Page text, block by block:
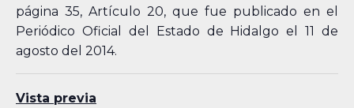
página 35, Artículo 20, que fue publicado en el
Periódico Oficial del Estado de Hidalgo el 11 de
agosto del 2014.
Vista previa